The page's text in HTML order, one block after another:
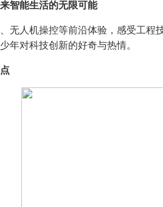
智能生活的无限可能
无人机操控等前沿体验，感受工
年对科技创新的好奇与热情。